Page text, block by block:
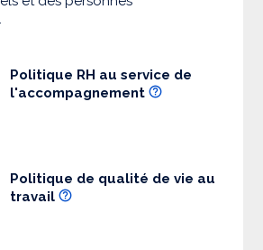
Politique RH au service de
l'accompagnement
Politique de qualité de vie au
travail